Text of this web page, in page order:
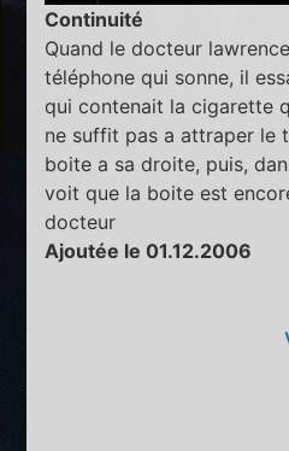
Continuité
Quand le docteur
téléphone qui sonne, il
qui contenait la cigarette
ne suffit pas a attraper le
boite a sa droite, puis,
voit que la boite est
docteur
Ajoutée le 01.12.2006